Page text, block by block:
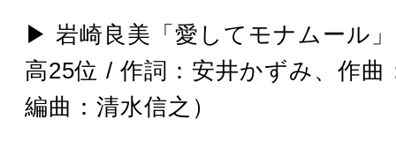
▶︎ 岩崎良美「愛してモナムール
高25位 / 作詞：安井かずみ、作曲
編曲：清水信之）